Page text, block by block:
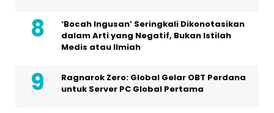
‘Bocah Ingusan’ Seringkali Dikonotasikan
dalam Arti yang Negatif, Bukan Istilah
Medis atau Ilmiah
Ragnarok Zero: Global Gelar OBT Perdana
untuk Server PC Global Pertama